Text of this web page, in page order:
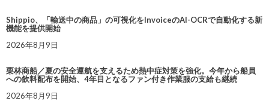
Shippio、「輸送中の商品」の可視化をInvoiceのAI-OCRで自動化する新
機能を提供開始
2026年8月9日
栗林商船／夏の安全運航を支えるため熱中症対策を強化。今年から船員
への飲料配布を開始、4年目となるファン付き作業服の支給も継続
2026年8月9日